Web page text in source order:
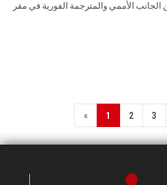
الأممي والمترجمة الفورية ‏في مقر
« 1 2 3